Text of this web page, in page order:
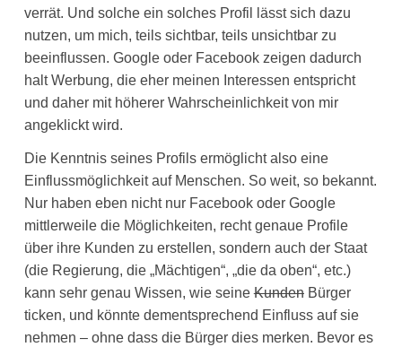
verrät. Und solche ein solches Profil lässt sich dazu
nutzen, um mich, teils sichtbar, teils unsichtbar zu
beeinflussen. Google oder Facebook zeigen dadurch
halt Werbung, die eher meinen Interessen entspricht
und daher mit höherer Wahrscheinlichkeit von mir
angeklickt wird.
Die Kenntnis seines Profils ermöglicht also eine
Einflussmöglichkeit auf Menschen. So weit, so bekannt.
Nur haben eben nicht nur Facebook oder Google
mittlerweile die Möglichkeiten, recht genaue Profile
über ihre Kunden zu erstellen, sondern auch der Staat
(die Regierung, die „Mächtigen“, „die da oben“, etc.)
kann sehr genau Wissen, wie seineKundenBürger
ticken, und könnte dementsprechend Einfluss auf sie
nehmen – ohne dass die Bürger dies merken. Bevor es